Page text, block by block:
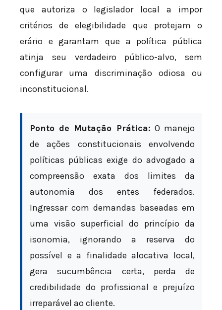
que autoriza o legislador local a impor
critérios de elegibilidade que protejam o
erário e garantam que a política pública
atinja seu verdadeiro público-alvo, sem
configurar uma discriminação odiosa ou
inconstitucional.
Ponto de Mutação Prática: O manejo
de ações constitucionais envolvendo
políticas públicas exige do advogado a
compreensão exata dos limites da
autonomia dos entes federados.
Ingressar com demandas baseadas em
uma visão superficial do princípio da
isonomia, ignorando a reserva do
possível e a finalidade alocativa local,
gera sucumbência certa, perda de
credibilidade do profissional e prejuízo
irreparável ao cliente.